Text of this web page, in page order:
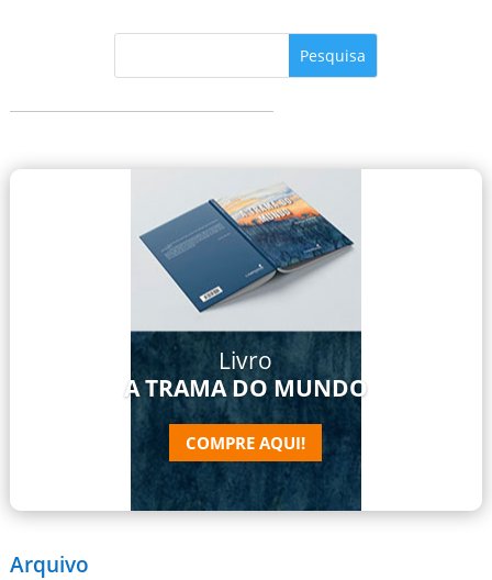
Livro
A TRAMA DO MUNDO
COMPRE AQUI!
Arquivo